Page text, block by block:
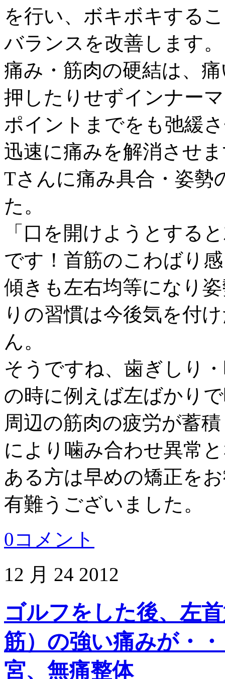
を行い、ボキボキする
バランスを改善します。
痛み・筋肉の硬結は、
押したりせずインナー
ポイントまでをも弛緩
迅速に痛みを解消させ
Tさんに痛み具合・姿勢
た。
「口を開けようとする
です！首筋のこわばり
傾きも左右均等になり
りの習慣は今後気を付
ん。
そうですね、歯ぎしり
の時に例えば左ばかり
周辺の筋肉の疲労が蓄
により噛み合わせ異常
ある方は早めの矯正を
有難うございました。
0コメント
12 月 24 2012
ゴルフをした後、左
筋）の強い痛みが・
宮、無痛整体